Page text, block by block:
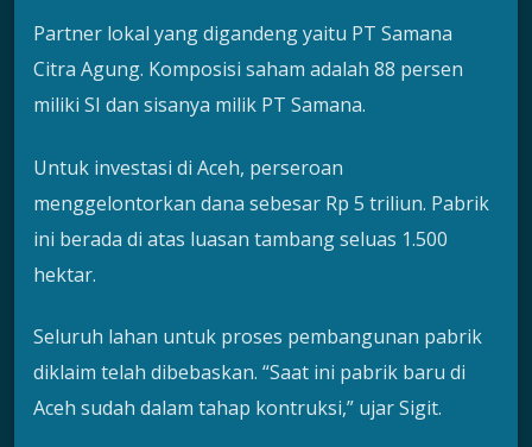
Partner lokal yang digandeng yaitu PT Samana
Citra Agung. Komposisi saham adalah 88 persen
miliki SI dan sisanya milik PT Samana.
Untuk investasi di Aceh, perseroan
menggelontorkan dana sebesar Rp 5 triliun. Pabrik
ini berada di atas luasan tambang seluas 1.500
hektar.
Seluruh lahan untuk proses pembangunan pabrik
diklaim telah dibebaskan. “Saat ini pabrik baru di
Aceh sudah dalam tahap kontruksi,” ujar Sigit.